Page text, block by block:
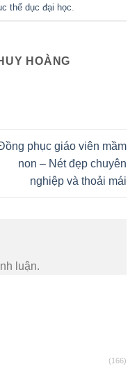
thể dục đại học.
HOÀNG
phục giáo viên mầm
non – Nét đẹp chuyên
nghiệp và thoải mái
luận.
(166)